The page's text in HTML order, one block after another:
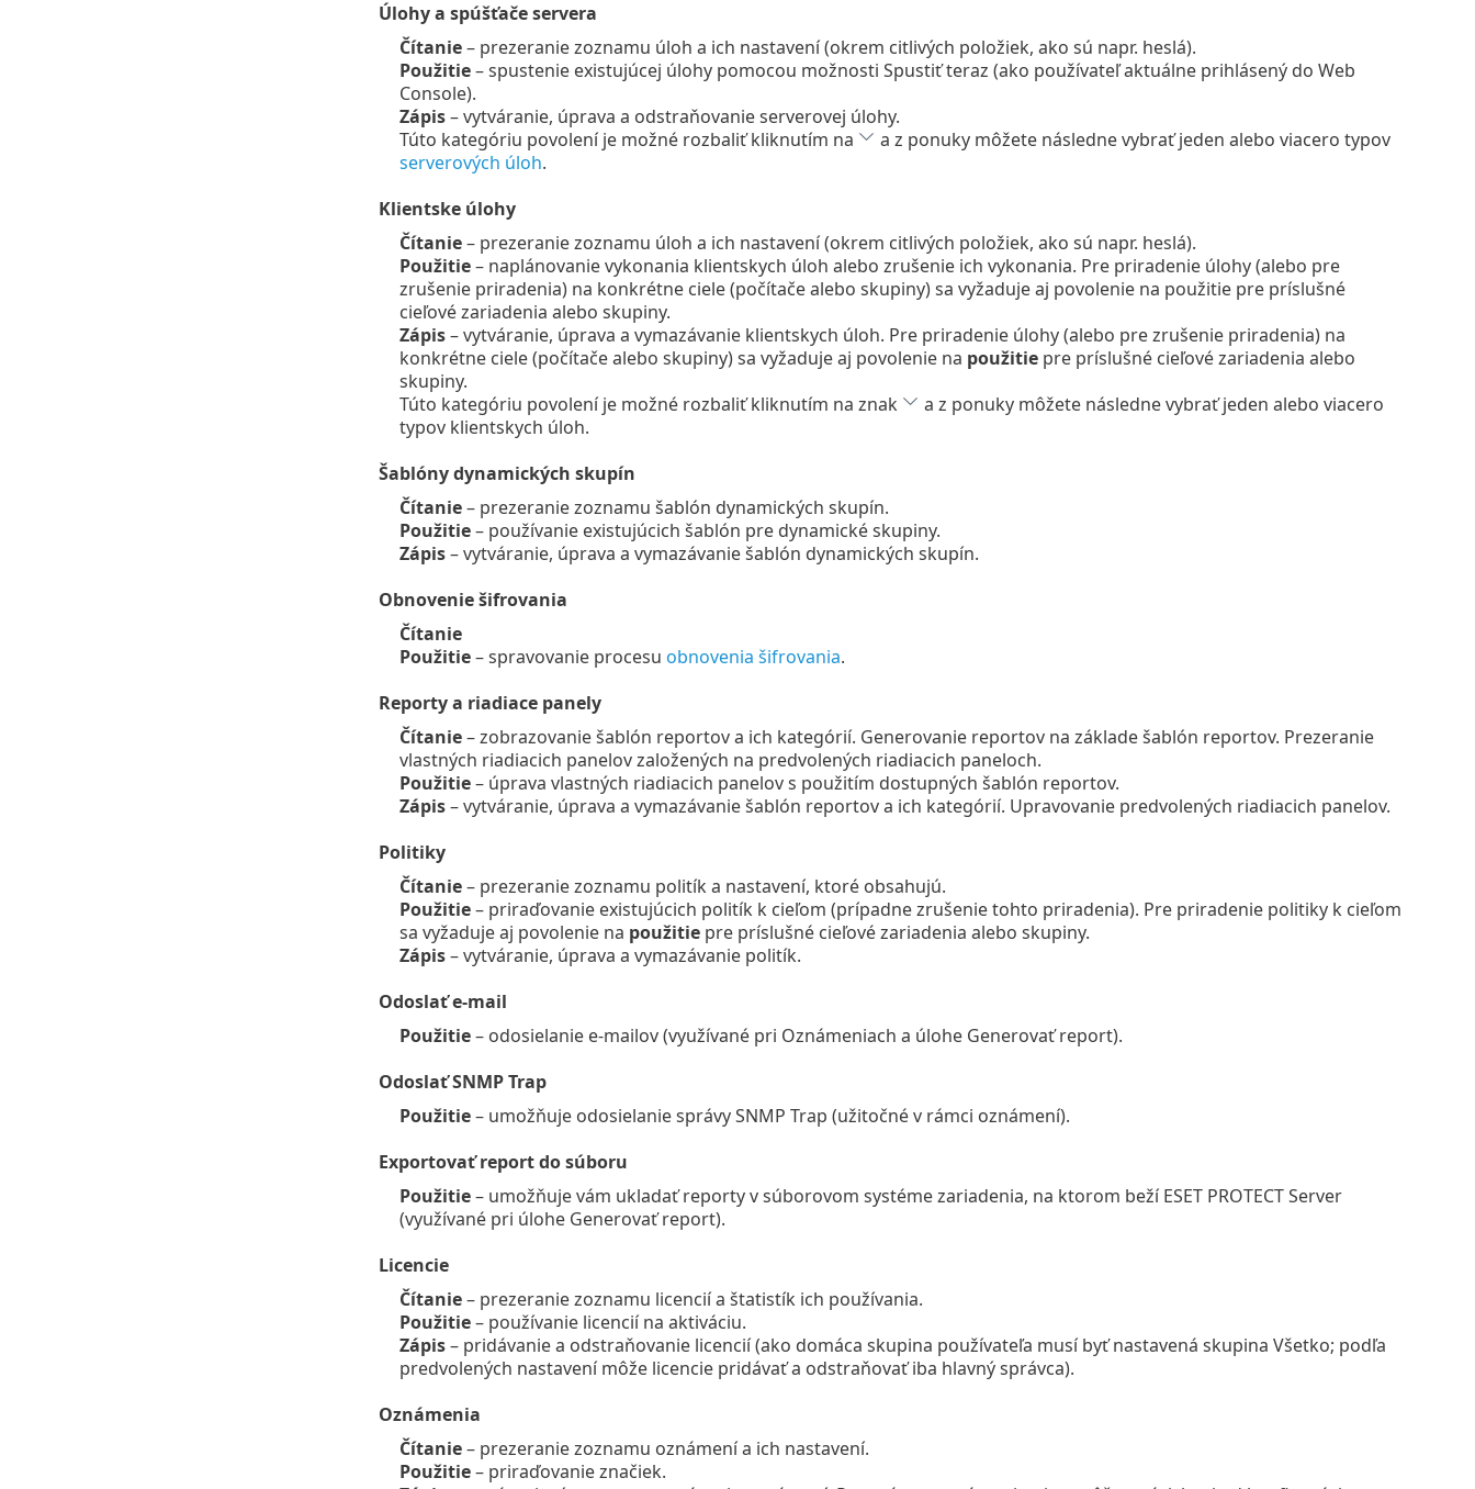
Úlohy a spúšťače servera
Čítanie– prezeranie zoznamu úloh a ich nastavení (okrem citlivých položiek, ako sú napr. heslá).
Použitie– spustenie existujúcej úlohy pomocou možnosti Spustiť teraz (ako používateľ aktuálne prihlásený do Web
Console).
Zápis– vytváranie, úprava a odstraňovanie serverovej úlohy.
Túto kategóriu povolení je možné rozbaliť kliknutím na
a z ponuky môžete následne vybrať jeden alebo viacero typov
serverových úloh.
Klientske úlohy
Čítanie– prezeranie zoznamu úloh a ich nastavení (okrem citlivých položiek, ako sú napr. heslá).
Použitie– naplánovanie vykonania klientskych úloh alebo zrušenie ich vykonania. Pre priradenie úlohy (alebo pre
zrušenie priradenia) na konkrétne ciele (počítače alebo skupiny) sa vyžaduje aj povolenie na použitie pre príslušné
cieľové zariadenia alebo skupiny.
Zápis– vytváranie, úprava a vymazávanie klientskych úloh. Pre priradenie úlohy (alebo pre zrušenie priradenia) na
konkrétne ciele (počítače alebo skupiny) sa vyžaduje aj povolenie na použitie pre príslušné cieľové zariadenia alebo
skupiny.
Túto kategóriu povolení je možné rozbaliť kliknutím na znak
a z ponuky môžete následne vybrať jeden alebo viacero
typov klientskych úloh.
Šablóny dynamických skupín
Čítanie– prezeranie zoznamu šablón dynamických skupín.
Použitie– používanie existujúcich šablón pre dynamické skupiny.
Zápis– vytváranie, úprava a vymazávanie šablón dynamických skupín.
Obnovenie šifrovania
Čítanie
Použitie– spravovanie procesu obnovenia šifrovania.
Reporty a riadiace panely
Čítanie– zobrazovanie šablón reportov a ich kategórií. Generovanie reportov na základe šablón reportov. Prezeranie
vlastných riadiacich panelov založených na predvolených riadiacich paneloch.
Použitie– úprava vlastných riadiacich panelov s použitím dostupných šablón reportov.
Zápis– vytváranie, úprava a vymazávanie šablón reportov a ich kategórií. Upravovanie predvolených riadiacich panelov.
Politiky
Čítanie– prezeranie zoznamu politík a nastavení, ktoré obsahujú.
Použitie– priraďovanie existujúcich politík k cieľom (prípadne zrušenie tohto priradenia). Pre priradenie politiky k cieľom
sa vyžaduje aj povolenie na použitie pre príslušné cieľové zariadenia alebo skupiny.
Zápis– vytváranie, úprava a vymazávanie politík.
Odoslať e-mail
Použitie– odosielanie e-mailov (využívané pri Oznámeniach a úlohe Generovať report).
Odoslať SNMP Trap
Použitie– umožňuje odosielanie správy SNMP Trap (užitočné v rámci oznámení).
Exportovať report do súboru
Použitie– umožňuje vám ukladať reporty v súborovom systéme zariadenia, na ktorom beží ESET PROTECT Server
(využívané pri úlohe Generovať report).
Licencie
Čítanie– prezeranie zoznamu licencií a štatistík ich používania.
Použitie– používanie licencií na aktiváciu.
Zápis– pridávanie a odstraňovanie licencií (ako domáca skupina používateľa musí byť nastavená skupina Všetko; podľa
predvolených nastavení môže licencie pridávať a odstraňovať iba hlavný správca).
Oznámenia
Čítanie– prezeranie zoznamu oznámení a ich nastavení.
Použitie– priraďovanie značiek.